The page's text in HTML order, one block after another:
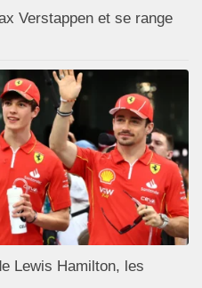
Verstappen et se range
Lewis Hamilton, les